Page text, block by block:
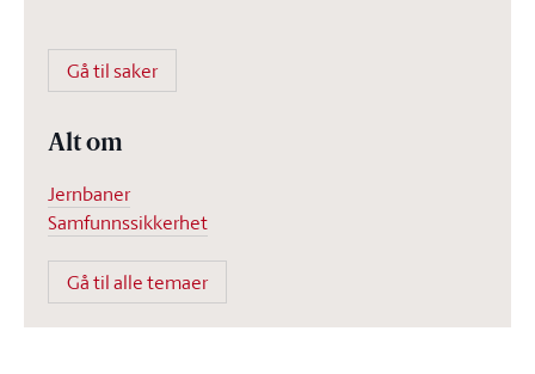
Gå til saker
Alt om
Jernbaner
Samfunnssikkerhet
Gå til alle temaer